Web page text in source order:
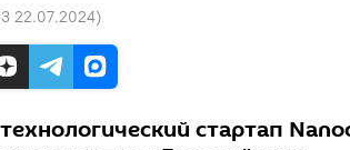
22.07.2024)
стартап